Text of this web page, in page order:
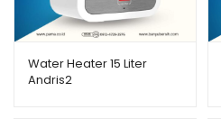
Water Heater 15 Liter
Andris2